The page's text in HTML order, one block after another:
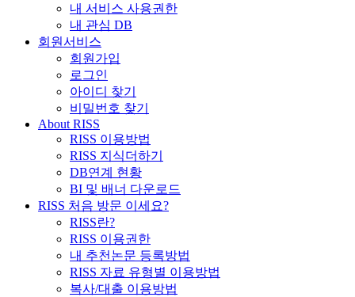
내 서비스 사용권한
내 관심 DB
회원서비스
회원가입
로그인
아이디 찾기
비밀번호 찾기
About RISS
RISS 이용방법
RISS 지식더하기
DB연계 현황
BI 및 배너 다운로드
RISS 처음 방문 이세요?
RISS란?
RISS 이용권한
내 추천논문 등록방법
RISS 자료 유형별 이용방법
복사/대출 이용방법